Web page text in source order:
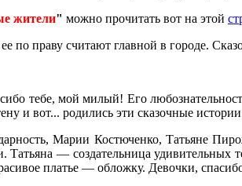
жители" можно прочитать вот на этой
по праву считают главной в городе.
тебе, мой милый! Его
и вот... родились эти сказочные
Марии Костюченко, Татьяне
— создательница удивительных
платье — обложку. Девочки,